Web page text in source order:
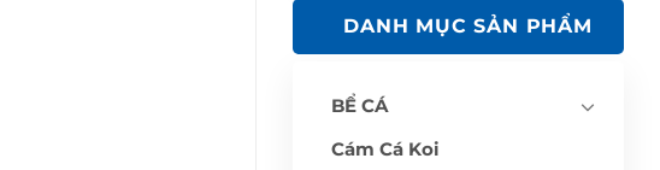
DANH MỤC SẢN PHẨM
BỂ CÁ
Cám Cá Koi